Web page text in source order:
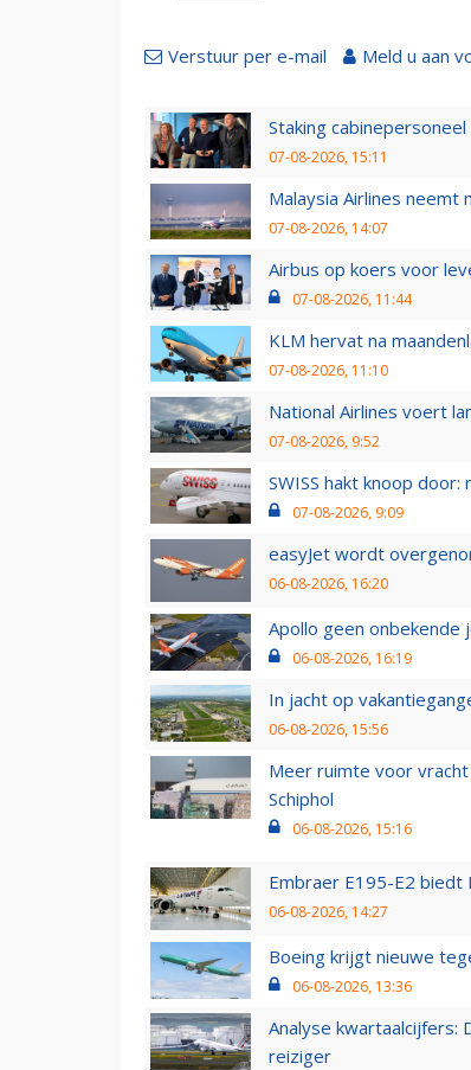
Verstuur per e-mail Meld u aan
Staking
07-08-2026, 15:11
Malaysia Airlines
07-08-2026, 14:07
Airbus op koers voor
07-08-2026, 11:44
KLM hervat na
07-08-2026, 11:10
National Airlines voert
07-08-2026, 9:52
SWISS hakt knoop
07-08-2026, 9:09
easyJet wordt
06-08-2026, 16:20
Apollo geen onbekende
06-08-2026, 16:19
In jacht op
06-08-2026, 15:56
Meer ruimte voor
Schiphol
06-08-2026, 15:16
Embraer E195-E2 biedt
06-08-2026, 14:27
Boeing krijgt nieuwe
06-08-2026, 13:36
Analyse
reiziger